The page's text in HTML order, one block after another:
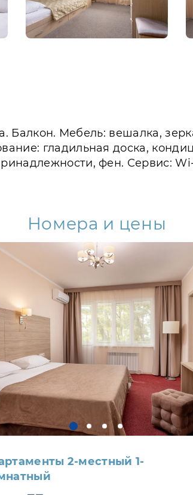
Мебель: вешалка,
гладильная доска,
фен. Сервис:
Номера и цены
2-местный 1-